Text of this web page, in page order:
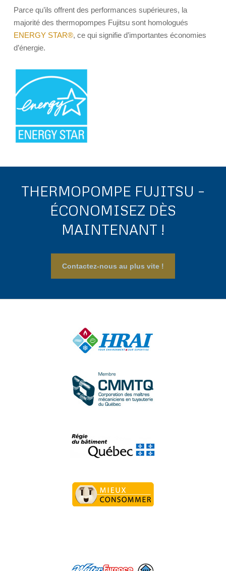
Parce qu’ils offrent des performances supérieures, la
majorité des thermopompes Fujitsu sont homologués
ENERGY STAR®, ce qui signifie d’importantes économies
d’énergie.
THERMOPOMPE FUJITSU –
ÉCONOMISEZ DÈS
MAINTENANT !
Contactez-nous au plus vite !